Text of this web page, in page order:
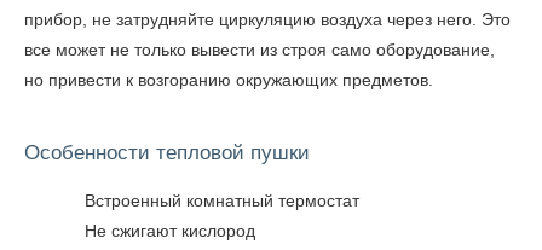
прибор, не затрудняйте циркуляцию воздуха через него. Это
все может не только вывести из строя само оборудование,
но привести к возгоранию окружающих предметов.
Особенности тепловой пушки
Встроенный комнатный термостат
Не сжигают кислород